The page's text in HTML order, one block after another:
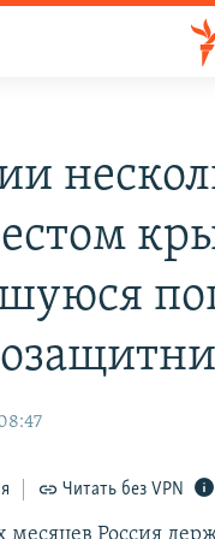
Читать без VPN